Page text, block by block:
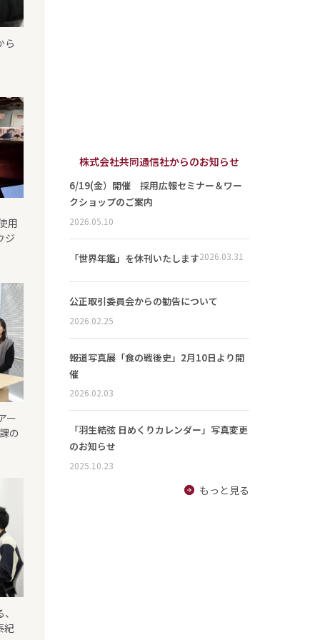
ら
用
ジ
ー
の
紀
株式会社共同通信社からのお知らせ
6/19(金）開催 採用広報セミナー＆ワー
クショップのご案内
2026.05.10
「世界年鑑」を休刊いたします2026.03.31
公正取引委員会からの勧告について
2026.02.25
報道写真展「食の戦後史」2月10日より開
催
2026.02.03
「羽生結弦 日めくりカレンダー」写真変更
のお知らせ
2025.10.23
もっと見る